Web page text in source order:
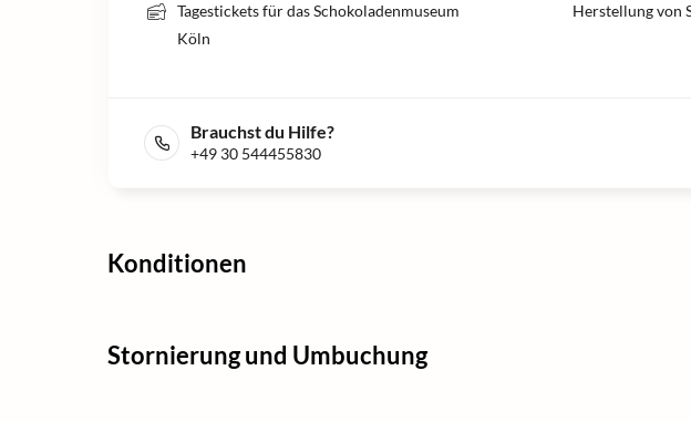
Tagestickets für das Schokoladenmuseum
Köln
Herstellung von
Brauchst du Hilfe?
+49 30 544455830
Konditionen
Stornierung und Umbuchung